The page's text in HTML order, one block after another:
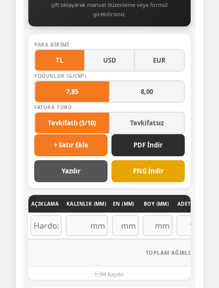
çift tıklayarak manuel düzenleme veya formül
girebilirsiniz.
PARA BIRIMI
TL USD EUR
YOĞUNLUK (G/CM³)
7,85 8,00
FATURA TÜRÜ
Tevkifatlı (5/10) Tevkifatsız
+ Satır Ekle PDF İndir
Yazdır PNG İndir
AÇIKLAMA KALINLIK (MM) EN (MM) BOY (MM) ADET
TOPLAM AĞIRLIK: